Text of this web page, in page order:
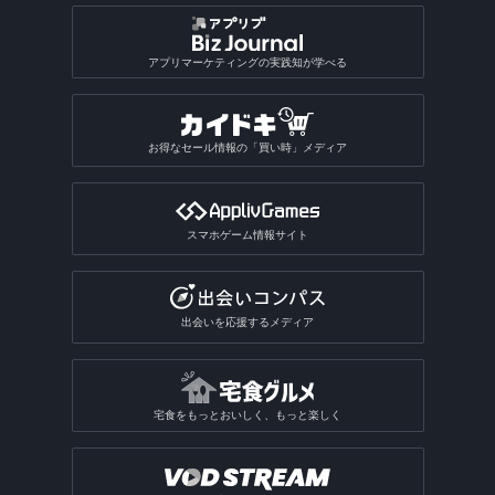
バドミントンゲームアプリ
バレーゲームアプリ
ビリヤードゲームアプリ
チンチロリンアプリ
2048系ゲームアプリ
パズルボブル系ゲームアプリ
モンスト系ゲームアプリ
不思議のダンジョン系アプリ
3Dサンドボックスアプリ
クラロワ系対戦ゲームアプリ
就活アプリ
バイト探しアプリ
インターンアプリ
人材派遣求人情報アプリ
SNS一括投稿アプリ
匿名SNSアプリ
アバターSNSアプリ
音楽SNSアプリ
読書記録・本棚管理アプリ
四柱推命アプリ
動物占いアプリ
おみくじアプリ
おもしろい診断アプリ総合
性格診断アプリ
ギャンブルアプリ総合
パチンコ・パチスロアプリ
宝くじアプリ
公営ギャンブルアプリ
芸術・文化アプリ
芸術鑑賞アプリ
サブカルチャーアプリ
VTuberアプリ
テレビアプリ
テレビアプリ総合
TV番組表アプリ
テレビリモコンアプリ
オタクアプリ総合
おもしろ加工アプリ
動画ファイル形式変換アプリ
動画モザイクアプリ
動画分割アプリ
動画に文字を入れるアプリ
写真を動画にするアプリ
動画を写真にするアプリ
同じ写真を探すアプリアプリマーケティングの実践知が学べる
お得なセール情報の「買い時」メディア
スマホゲーム情報サイト
出会いを応援するメディア
宅食をもっとおいしく、もっと楽しく